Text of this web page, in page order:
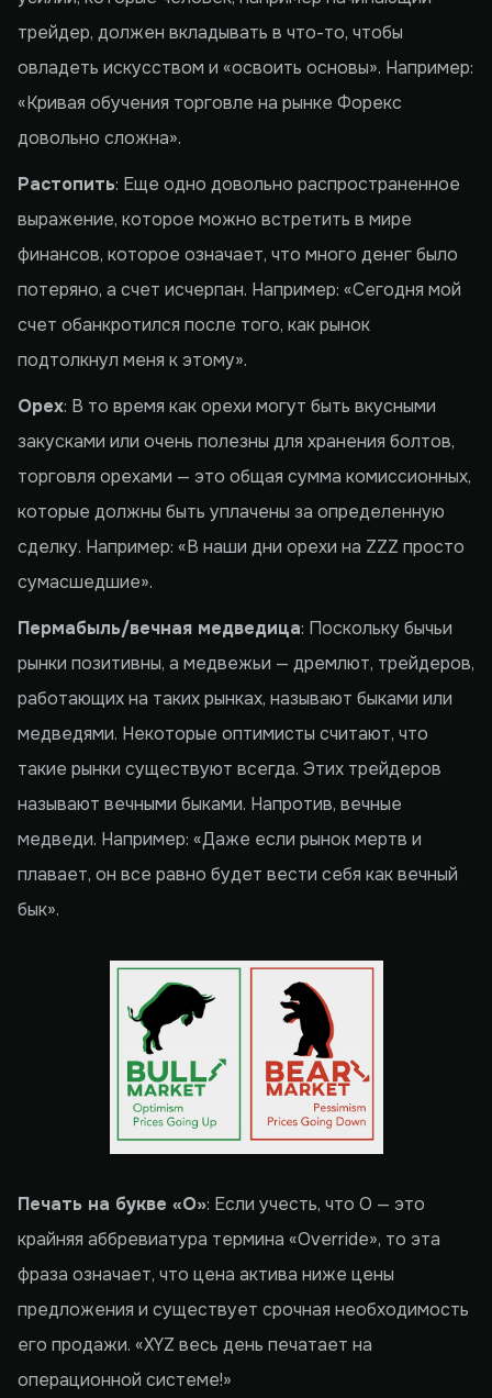
трейдер, должен вкладывать в что-то, чтобы
овладеть искусством и «освоить основы». Например:
«Кривая обучения торговле на рынке Форекс
довольно сложна».
Растопить: Еще одно довольно распространенное
выражение, которое можно встретить в мире
финансов, которое означает, что много денег было
потеряно, а счет исчерпан. Например: «Сегодня мой
счет обанкротился после того, как рынок
подтолкнул меня к этому».
Орех: В то время как орехи могут быть вкусными
закусками или очень полезны для хранения болтов,
торговля орехами — это общая сумма комиссионных,
которые должны быть уплачены за определенную
сделку. Например: «В наши дни орехи на ZZZ просто
сумасшедшие».
Пермабыль/вечная медведица: Поскольку бычьи
рынки позитивны, а медвежьи — дремлют, трейдеров,
работающих на таких рынках, называют быками или
медведями. Некоторые оптимисты считают, что
такие рынки существуют всегда. Этих трейдеров
называют вечными быками. Напротив, вечные
медведи. Например: «Даже если рынок мертв и
плавает, он все равно будет вести себя как вечный
бык».
Печать на букве «O»: Если учесть, что O — это
крайняя аббревиатура термина «Override», то эта
фраза означает, что цена актива ниже цены
предложения и существует срочная необходимость
его продажи. «XYZ весь день печатает на
операционной системе!»